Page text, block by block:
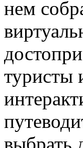
нем
туристы
выбрать